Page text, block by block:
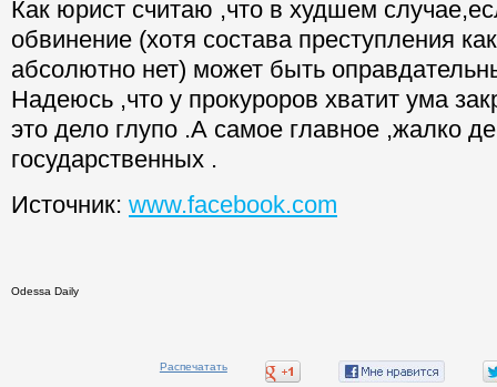
Как юрист считаю ,что в худшем
обвинение (хотя состава преступления
абсолютно нет) может быть
Надеюсь ,что у прокуроров хватит ума
это дело глупо .А самое главное ,жалко
государственных .
Источник: www.facebook.com
Odessa Daily
Распечатать